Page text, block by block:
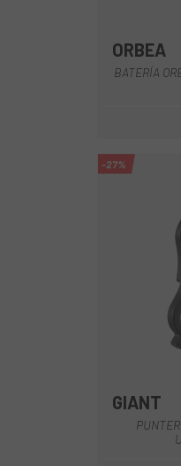
ORBEA
BATERÍA
-27%
GIANT